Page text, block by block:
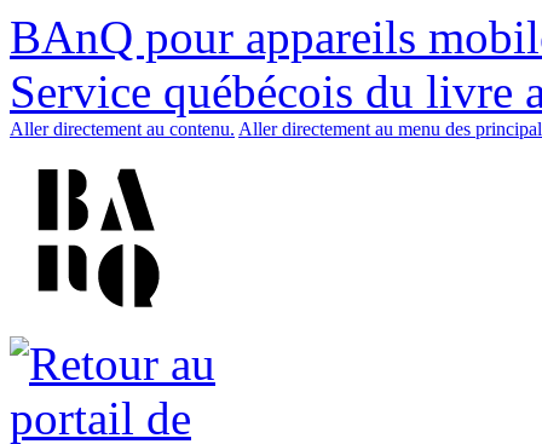
BAnQ pour appareils
Service québécois du livre
Aller directement au contenu. Aller directement au menu des